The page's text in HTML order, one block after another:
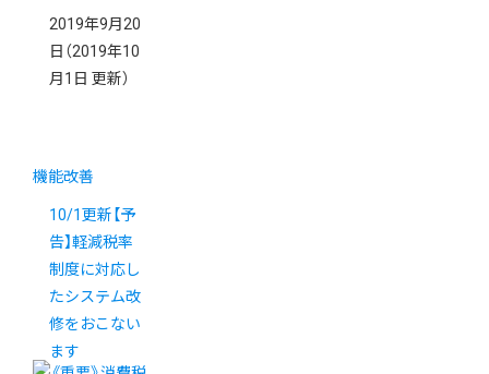
2019年9月20
日 （2019年10
月1日 更新）
機能改善
10/1更新【予
告】軽減税率
制度に対応し
たシステム改
修をおこない
ます